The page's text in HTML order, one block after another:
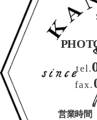
tel.
fax.
営業時間